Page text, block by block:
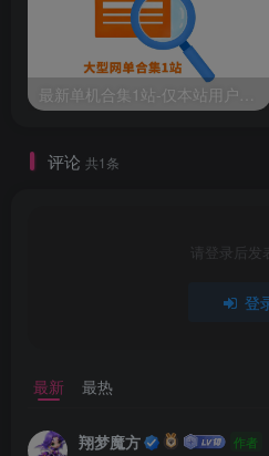
评论 共1条
请登录后发
登
最新 最热
翔梦魔方 作者